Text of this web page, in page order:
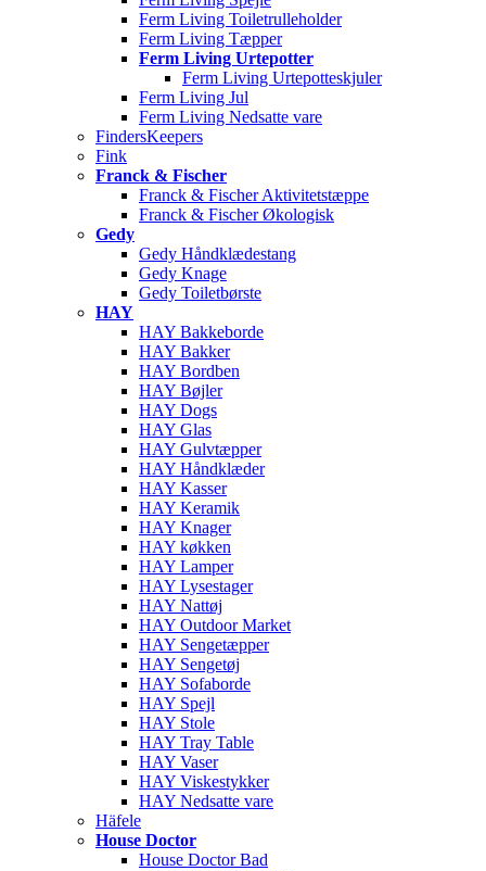
Ferm Living Toiletrulleholder
Ferm Living Tæpper
Ferm Living Urtepotter
Ferm Living Urtepotteskjuler
Ferm Living Jul
Ferm Living Nedsatte vare
FindersKeepers
Fink
Franck & Fischer
Franck & Fischer Aktivitetstæppe
Franck & Fischer Økologisk
Gedy
Gedy Håndklædestang
Gedy Knage
Gedy Toiletbørste
HAY
HAY Bakkeborde
HAY Bakker
HAY Bordben
HAY Bøjler
HAY Dogs
HAY Glas
HAY Gulvtæpper
HAY Håndklæder
HAY Kasser
HAY Keramik
HAY Knager
HAY køkken
HAY Lamper
HAY Lysestager
HAY Nattøj
HAY Outdoor Market
HAY Sengetæpper
HAY Sengetøj
HAY Sofaborde
HAY Spejl
HAY Stole
HAY Tray Table
HAY Vaser
HAY Viskestykker
HAY Nedsatte vare
Häfele
House Doctor
House Doctor Bad